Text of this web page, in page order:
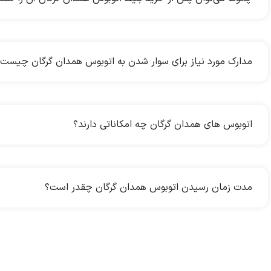
مدارک مورد نیاز برای سوار شدن به اتوبوس همدان گرگان
اتوبوس های همدان گرگان چه امکاناتی دارند؟
مدت زمان رسیدن اتوبوس همدان گرگان چقدر است؟